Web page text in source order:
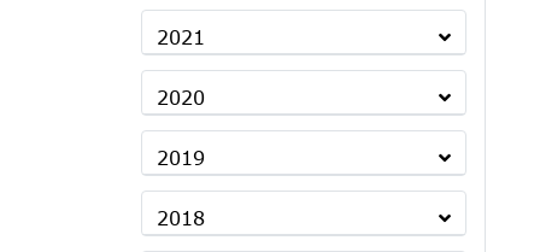
2021
2020
2019
2018